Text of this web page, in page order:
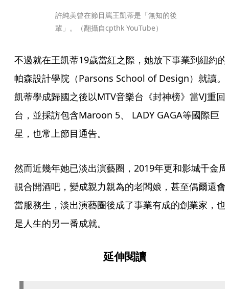
許純美曾在節目罵王凱蒂是「無知的後
輩」。（翻攝自cpthk YouTube）
不過就在王凱蒂19歲當紅之際，她放下事業到紐約的
帕森設計學院（Parsons School of Design）就讀。
凱蒂學成歸國之後以MTV音樂台《封神榜》當VJ重回
台，並採訪包含Maroon 5、 LADY GAGA等國際巨
星，也常上節目通告。
然而近幾年她已淡出演藝圈，2019年更和影城千金周
靚合開酒吧，變成親力親為的老闆娘，甚至偶爾還會
當服務生，淡出演藝圈後成了事業有成的創業家，也
是人生的另一番成就。
延伸閱讀